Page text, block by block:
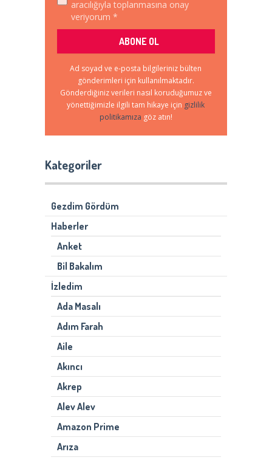
aracılığıyla toplanmasına onay
veriyorum *
Ad soyad ve e-posta bilgileriniz bülten
gönderimleri için kullanılmaktadır.
Gönderdiğiniz verileri nasıl koruduğumuz ve
yönettiğimizle ilgili tam hikaye için gizlilik
politikamıza göz atın!
Kategoriler
Gezdim Gördüm
Haberler
Anket
Bil Bakalım
İzledim
Ada Masalı
Adım Farah
Aile
Akıncı
Akrep
Alev Alev
Amazon Prime
Arıza